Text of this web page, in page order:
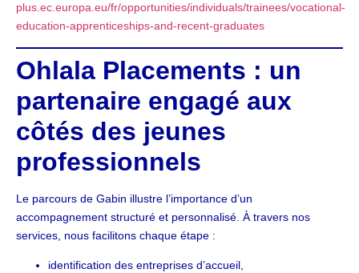
plus.ec.europa.eu/fr/opportunities/individuals/trainees/vocational-
education-apprenticeships-and-recent-graduates
Ohlala Placements : un
partenaire engagé aux
côtés des jeunes
professionnels
Le parcours de Gabin illustre l’importance d’un
accompagnement structuré et personnalisé. À travers nos
services, nous facilitons chaque étape :
identification des entreprises d’accueil,